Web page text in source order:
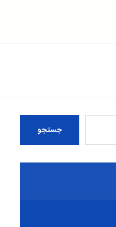
جستجو